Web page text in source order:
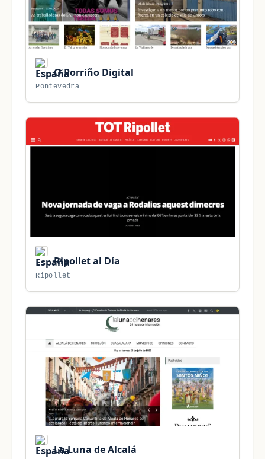
O Porriño Digital
Pontevedra
Ripollet al Día
Ripollet
La Luna de Alcalá